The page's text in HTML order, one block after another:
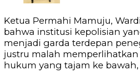
Ketua Permahi Mamuju,
bahwa institusi kepolisian
menjadi garda terdepan
justru malah
hukum yang tajam ke